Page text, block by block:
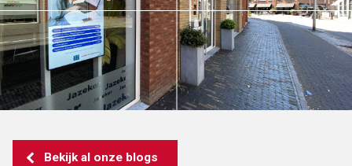
Bekijk al onze blogs